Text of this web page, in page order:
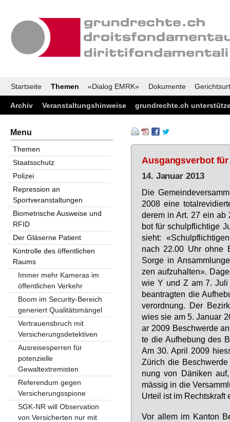
Startseite Themen «Dialog EMRK» Dokumente
Archiv Veranstaltungshinweise grundrechte.ch
Ausgangsverbot
14. Januar 2013
Die
2008 ei­ne
de­rem in Art. 27 ein ab
bot für schul­pflich­ti­ge
sieht:
nach 22.00 Uhr oh­ne
Sor­ge in
zen auf­zu­hal­ten».
wie Y und Z am 7.
be­an­trag­ten die
ver­ord­nung. Der
wies sie am 5. Ja­nu­ar
ar 2009 Be­schwer­de
te die Auf­he­bung des
Am 30. April 2009
Zü­rich die
nung von Dä­ni­ken
mäs­sig in die
Ur­teil ist im Rechts­kraft
Vor al­lem im Kan­ton
Menu
Themen
Staatsschutz
Polizei
Repression an
Sportveranstaltungen
Biometrische Ausweise und
RFID
Der Gläserne Patient
Kontrolle des öffentlichen
Raums
Immer mehr Kameras im
öffentlichen Verkehr
Boom im Security-Bereich
generiert Qualitätsmängel
Vertrauensbruch mit
Versicherungsdetektiven
Ausreisesperren für
potenzielle
Gewaltextremisten
Referendum gegen
Versicherungsspione
SGK-NR will Observation
von Versicherten nur mit